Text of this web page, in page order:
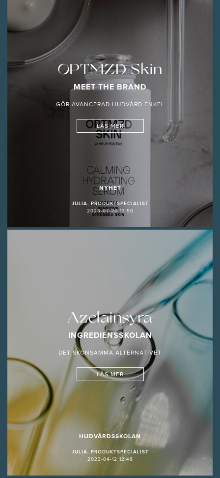
OPTMZD Skin
MEET THE BRAND
GÖR AVANCERAD HUDVÅRD ENKEL
LÄS MER
NYHET
JULIA, PRODUKTSPECIALIST
2023-07-20 13:50
Azelainsyra
INGREDIENSSKOLAN
DET SKONSAMMA ALTERNATIVET
LÄS MER
HUDVÅRDSSKOLAN
JULIA, PRODUKTSPECIALIST
2023-04-12 12:46